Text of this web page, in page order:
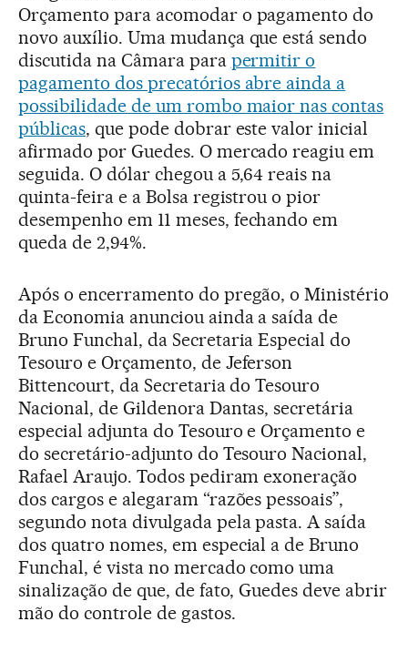
Orçamento para acomodar o pagamento do
novo auxílio. Uma mudança que está sendo
discutida na Câmara para permitir o
pagamento dos precatórios abre ainda a
possibilidade de um rombo maior nas contas
públicas, que pode dobrar este valor inicial
afirmado por Guedes. O mercado reagiu em
seguida. O dólar chegou a 5,64 reais na
quinta-feira e a Bolsa registrou o pior
desempenho em 11 meses, fechando em
queda de 2,94%.
Após o encerramento do pregão, o Ministério
da Economia anunciou ainda a saída de
Bruno Funchal, da Secretaria Especial do
Tesouro e Orçamento, de Jeferson
Bittencourt, da Secretaria do Tesouro
Nacional, de Gildenora Dantas, secretária
especial adjunta do Tesouro e Orçamento e
do secretário-adjunto do Tesouro Nacional,
Rafael Araujo. Todos pediram exoneração
dos cargos e alegaram “razões pessoais”,
segundo nota divulgada pela pasta. A saída
dos quatro nomes, em especial a de Bruno
Funchal, é vista no mercado como uma
sinalização de que, de fato, Guedes deve abrir
mão do controle de gastos.